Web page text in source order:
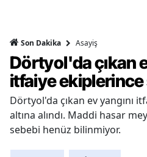
Son Dakika Asayiş
Dörtyol'da çıkan
itfaiye
Dörtyol'da çıkan ev yangını
altına alındı. Maddi hasar
sebebi henüz bilinmiyor.